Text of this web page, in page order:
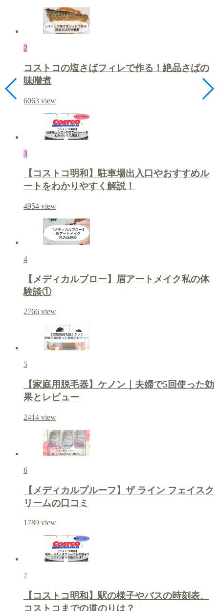
2
コストコの塩さばフィレで作る！絶品さばの
味噌煮
6063 view
3
【コストコ明和】駐車場出入口やおすすめル
ートをわかりやすく解説！
4954 view
4
【メディカルブロー】眉アートメイク私の体
験談①
2766 view
5
【家庭用脱毛器】ケノン｜夫婦で5回使った効
果とレビュー
2414 view
6
【メディカルプルーフ】ザ ライン フェイスク
リームの口コミ
1789 view
7
【コストコ明和】駅の様子やバスの時刻表、
コストコまでの道のりは？